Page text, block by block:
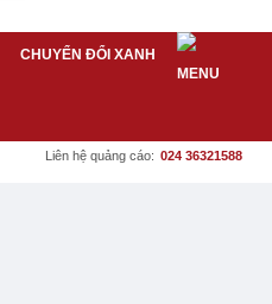
CHUYỂN ĐỔI XANH
Liên hệ quảng cáo: 024 36321588